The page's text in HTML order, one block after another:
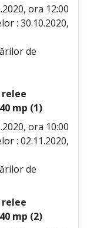
ora 12:00
: 30.10.2020,
de
mp (1)
ora 10:00
: 02.11.2020,
de
mp (2)